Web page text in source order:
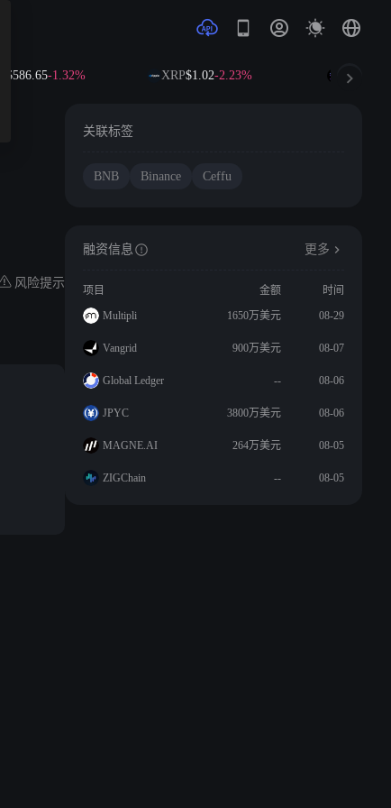
$586.65-1.32% XRP$1.02-2.23% SOL
风险提示
关联标签
BNB Binance Ceffu
融资信息 更多
项目 金额
时间
Multipli
1650万美元 08-29
Vangrid 900万美元 08-07
Global Ledger -- 08-06
JPYC 3800万美元 08-06
MAGNE.AI 264万美元 08-05
ZIGChain -- 08-05